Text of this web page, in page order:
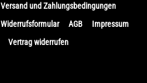
Versand und Zahlungsbedingungen
Widerrufsformular AGB
Impressum
Vertrag widerrufen